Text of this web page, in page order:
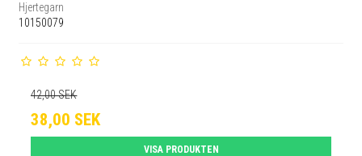
Hjertegarn
10150079
42,00 SEK
38,00 SEK
VISA PRODUKTEN